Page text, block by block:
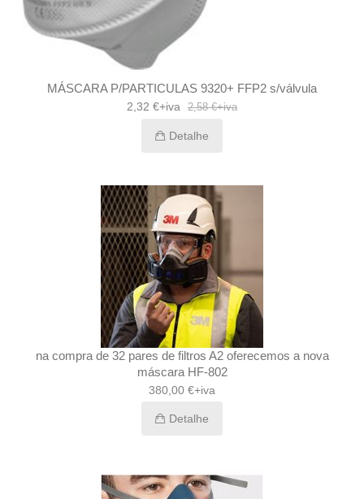
MÁSCARA P/PARTICULAS 9320+ FFP2 s/válvula
2,32 €+iva 2,58 €+iva
Detalhe
na compra de 32 pares de filtros A2 oferecemos a nova
máscara HF-802
380,00 €+iva
Detalhe